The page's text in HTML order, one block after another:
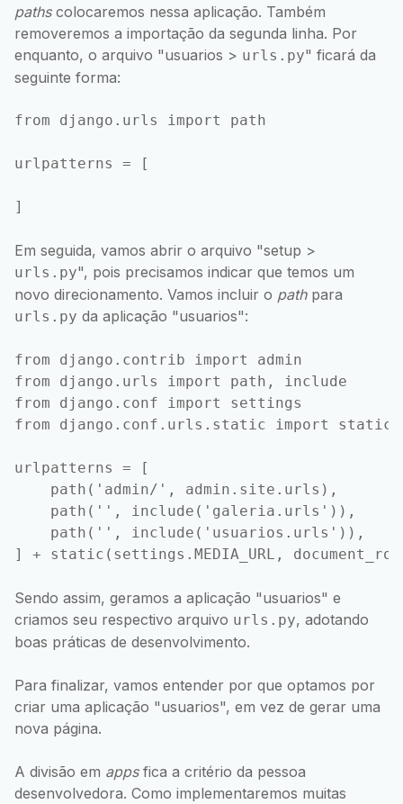
pathscolocaremos nessa aplicação. Também
removeremos a importação da segunda linha. Por
enquanto, o arquivo "usuarios > urls.py" ficará da
seguinte forma:
from django.urls import path
urlpatterns = [
]
Em seguida, vamos abrir o arquivo "setup >
urls.py", pois precisamos indicar que temos um
novo direcionamento. Vamos incluir o pathpara
urls.py da aplicação "usuarios":
from django.contrib import admin
from django.urls import path, include
from django.conf import settings
from django.conf.urls.static import static
urlpatterns = [
    path('admin/', admin.site.urls),
    path('', include('galeria.urls')),
    path('', include('usuarios.urls')),
] + static(settings.MEDIA_URL,
Sendo assim, geramos a aplicação "usuarios" e
criamos seu respectivo arquivo urls.py, adotando
boas práticas de desenvolvimento.
Para finalizar, vamos entender por que optamos por
criar uma aplicação "usuarios", em vez de gerar uma
nova página.
A divisão em appsfica a critério da pessoa
desenvolvedora. Como implementaremos muitas